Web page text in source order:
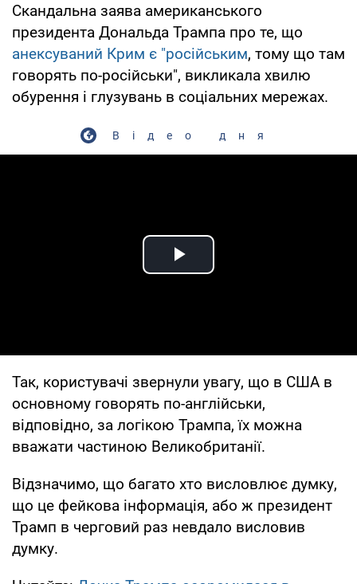
Скандальна заява американського
президента Дональда Трампа про те, що
анексуваний Крим є "російським, тому що там
говорять по-російськи", викликала хвилю
обурення і глузувань в соціальних мережах.
Відео дня
Play Video
Так, користувачі звернули увагу, що в США в
основному говорять по-англійськи,
відповідно, за логікою Трампа, їх можна
вважати частиною Великобританії.
Відзначимо, що багато хто висловлює думку,
що це фейкова інформація, або ж президент
Трамп в черговий раз невдало висловив
думку.